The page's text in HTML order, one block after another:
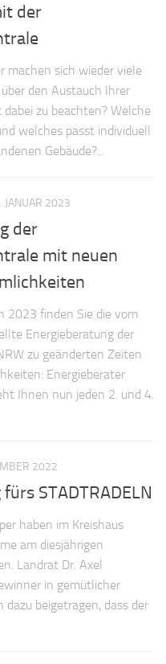
der
machen sich wieder viele
den Austauch Ihrer
dabei zu beachten? Welche
welches passt individuell
Gebäude?...
JANUAR 2023
der
mit neuen
2023 finden Sie die vom
Energieberatung der
zu geänderten Zeiten
Energieberater
Ihnen nun jeden 2. und 4.
2022
STADTRADELN
haben im Kreishaus
am diesjährigen
Landrat Dr. Axel
in gemütlicher
dazu beigetragen, dass der